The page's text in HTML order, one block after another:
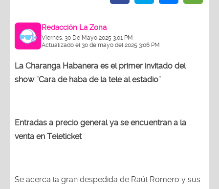
Redacción La Zona
Viernes, 30 De Mayo 2025 3:01 PM
Actualizado el 30 de mayo del 2025 3:06 PM
La Charanga Habanera es el primer invitado del
show ¨Cara de haba de la tele al estadio¨
Entradas a precio general ya se encuentran a la
venta en Teleticket
Se acerca la gran despedida de Raúl Romero y sus